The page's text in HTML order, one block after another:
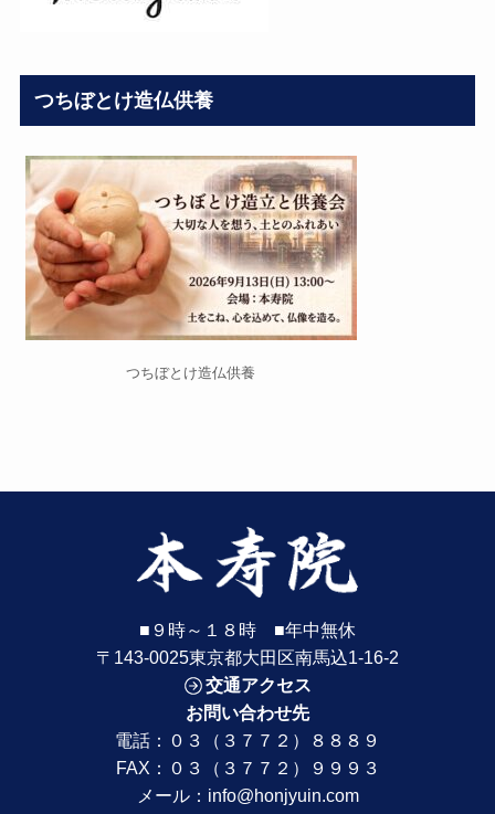
つちぼとけ造仏供養
つちぼとけ造仏供養
■９時～１８時 ■年中無休
〒143-0025東京都大田区南馬込1-16-2
交通アクセス
お問い合わせ先
電話： ０３（３７７２）８８８９
FAX：０３（３７７２）９９９３
メール： info@honjyuin.com